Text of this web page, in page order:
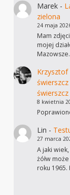
Marek-
zielona
24 maja
Mam
mojej
Krzysztof
8 kwietnia
Lin -
27 marca
A jaki
żółw
roku 1965.